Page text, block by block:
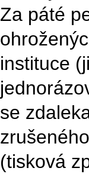
Za páté
instituce
se
(tisková